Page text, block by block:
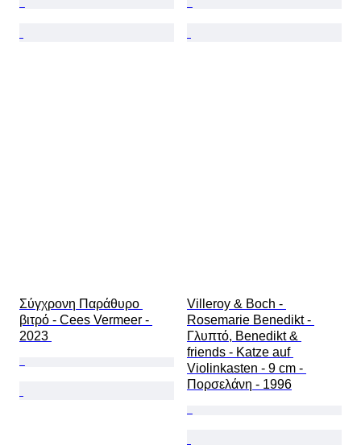
Σύγχρονη Παράθυρο
βιτρό - Cees Vermeer -
2023
Villeroy & Boch -
Rosemarie Benedikt -
Γλυπτό, Benedikt &
friends - Katze auf
Violinkasten - 9 cm -
Πορσελάνη - 1996